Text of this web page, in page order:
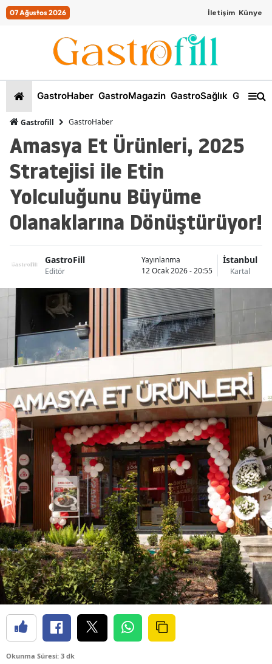
07 Ağustos 2026 İletişim Künye
GastroHaber GastroMagazin GastroSağlık
Gastrofill GastroHaber
Amasya Et Ürünleri, 2025
Stratejisi ile Etin
Yolculuğunu Büyüme
Olanaklarına Dönüştürüyor!
GastroFill
Editör
Yayınlanma
12 Ocak 2026 - 20:55
İstanbul
Kartal
Okunma Süresi: 3 dk